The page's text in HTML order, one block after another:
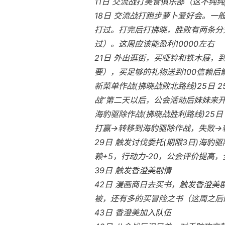
18日 交流战打跑步萝卜爱好会。一
打过。打完后打拂晓，胜败有两条
过）。这周应该能盈利10000左右
21日 外出逛街，买哑铃和铁木屐，
要），买足够的礼物送到100信赖
新菜单作战(拂晓战败北路线)25日
战”第二天以后，公会活动后妹妹来
海豹驱除作战(拂晓战胜利路线)25
打赢→转移到海豹驱除作战，失败→
29日 触发讨伐委托(期限3日)海豹
赖+5，行动力-20，公会评价提高
39日 触发香澄美剧情
42日 漫画商日去买书，触发香澄美
被，还有多的买冒险之书（这周之
43日 香澄美加入队伍